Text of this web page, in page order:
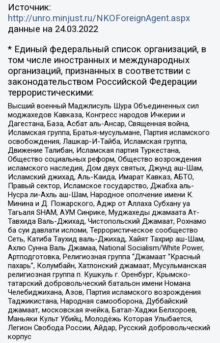
Источник:
http://unro.minjust.ru/NKOForeignAgent.aspx
данные на 24.03.2022
* Единый федеральный список организаций, в
том числе иностранных и международных
организаций, признанных в соответствии с
законодательством Российской Федерации
террористическими:
Высший военный Маджлисуль Шура Объединенных сил
моджахедов Кавказа, Конгресс народов Ичкерии и
Дагестана, База, Асбат аль-Ансар, Священная война,
Исламская группа, Братья-мусульмане, Партия исламского
освобождения, Лашкар-И-Тайба, Исламская группа,
Движение Талибан, Исламская партия Туркестана,
Общество социальных реформ, Общество возрождения
исламского наследия, Дом двух святых, Джунд аш-Шам,
Исламский джихад, Аль-Каида, Имарат Кавказ, АБТО,
Правый сектор, Исламское государство, Джабха аль-
Нусра ли-Ахль аш-Шам, Народное ополчение имени К.
Минина и Д. Пожарского, Аджр от Аллаха Субхану уа
Тагьаля SHAM, АУМ Синрике, Муджахеды джамаата Ат-
Тавхида Валь-Джихад, Чистопольский Джамаат, Рохнамо
ба суи давлати исломи, Террористическое сообщество
Сеть, Катиба Таухид валь-Джихад, Хайят Тахрир аш-Шам,
Ахлю Сунна Валь Джамаа, National Socialism/White Power,
Артподготовка, Религиозная группа “Джамаат “Красный
пахарь”, Колумбайн, Хатлонский джамаат, Мусульманская
религиозная группа п. Кушкуль г. Оренбург, Крымско-
татарский добровольческий батальон имени Номана
Челебиджихана, Азов, Партия исламского возрождения
Таджикистана, Народная самооборона, Дуббайский
джамаат, московская ячейка, Батал-Хаджи Белхороев,
Маньяки Культ Убийц, Молодёжь Которая Улыбается,
Легион Свобода России, Айдар, Русский добровольческий
корпус